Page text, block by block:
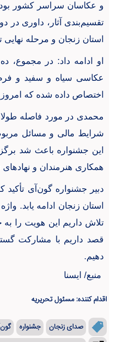
و عکاسان سراسر کشور
تقسیم‌بندی آثار، داوری
استان زنجان و مرحله
او ادامه داد: در مجموع،
عکاسی سیاه‌ و سفید و
اختصاص داده شده که امروز
محمدی در مورد فاصله
شرایط مالی و مسائل
این جشنواره باعث شد
همکاری هنرمندان و
دبیر جشنواره گون‌آی
استان زنجان ادامه یابد.
تلاش داریم این هویت را به
قصد داریم با مشارکت
دهیم.
منبع/ ایسنا
اقدام کننده: مسئول تحریریه
صدای زنجان جشنواره